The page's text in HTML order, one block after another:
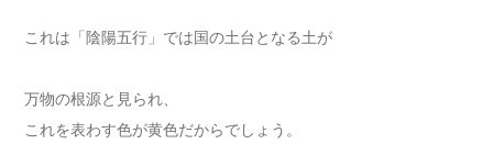
これは「陰陽五行」では国の土台となる土が
万物の根源と見られ、
これを表わす色が黄色だからでしょう。